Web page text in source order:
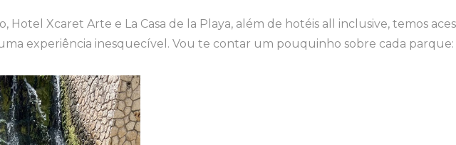
Hotel Xcaret Arte e La Casa de la Playa, além de hotéis all inclusive, temos
experiência inesquecível. Vou te contar um pouquinho sobre cada parque: